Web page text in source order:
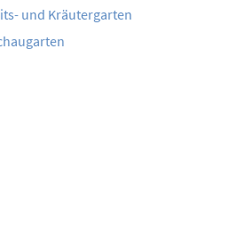
und Kräutergarten